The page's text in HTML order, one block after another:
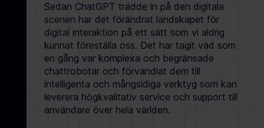
Sedan ChatGPT trädde in på den digitala
scenen har det förändrat landskapet för
digital interaktion på ett sätt som vi aldrig
kunnat föreställa oss. Det har tagit vad som
en gång var komplexa och begränsade
chattrobotar och förvandlat dem till
intelligenta och mångsidiga verktyg som kan
leverera högkvalitativ service och support till
användare över hela världen.